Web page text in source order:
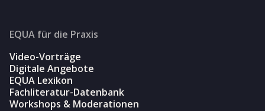
EQUA für die Praxis
Video-Vorträge
Digitale Angebote
EQUA Lexikon
Fachliteratur-Datenbank
Workshops & Moderationen